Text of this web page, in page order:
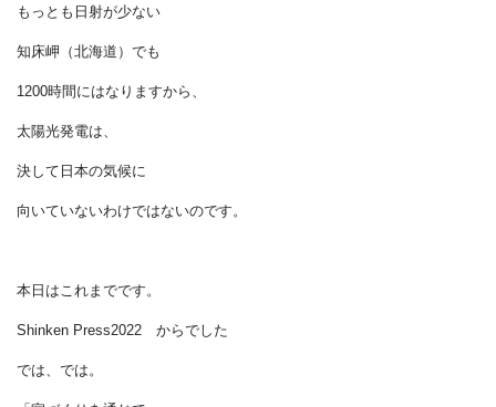
太陽光で発電するという
本質を考えれば、
15％は
逆に寒いアラスカでも
1000時間ぐらいはあるのです。